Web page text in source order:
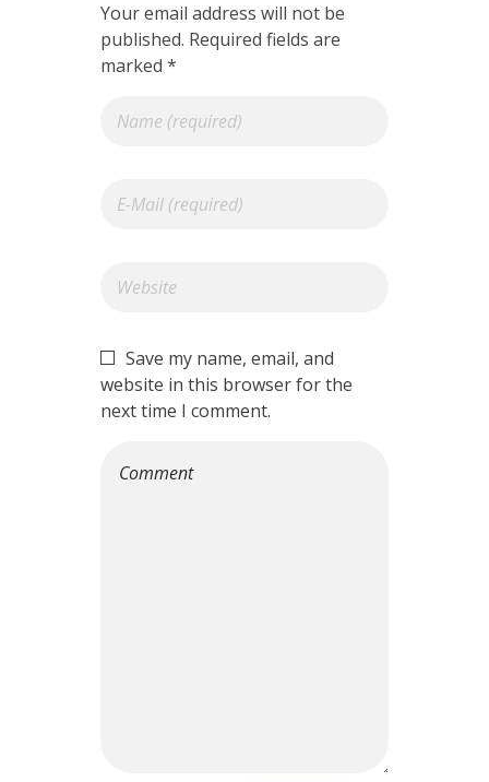
Your email address will not be
published. Required fields are
marked *
Save my name, email, and
website in this browser for the
next time I comment.